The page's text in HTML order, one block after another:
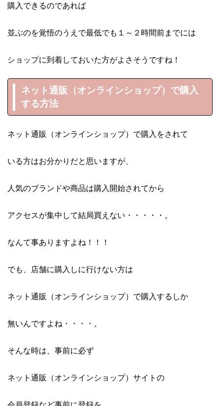
購入できるのであれば
並ぶのを覚悟のうえで最低でも１～２時間前までには
ショップに到着しておいた方がよさそうですね！
ネット通販（オンラインショップ）で購入
する方法
ネット通販（オンラインショップ）で購入をされて
いる方はお分かりだと思いますが、
人気のブランドや商品は購入開始されてから
アクセスが集中して結局買えない・・・・・。
なんて事ありますよね！！！
でも、店舗に購入しに行けない方は
ネット通販（オンラインショップ）で購入するしか
無いんですよね・・・・。
そんな時は、事前に必ず
ネット通販（オンラインショップ）サイトの